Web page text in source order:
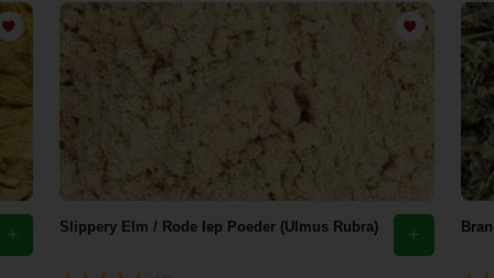
Slippery Elm / Rode Iep Poeder (Ulmus Rubra)